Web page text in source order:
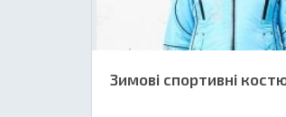
Зимові спортивні